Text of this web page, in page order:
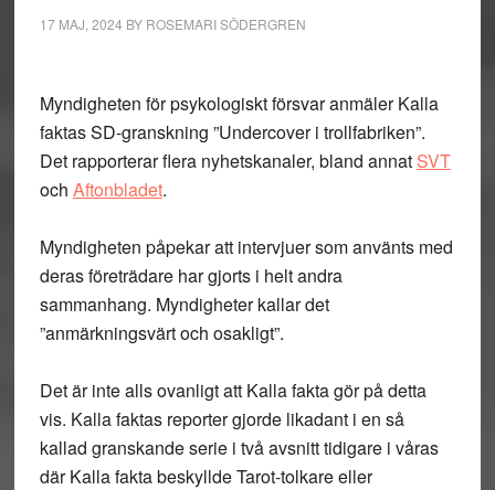
17 MAJ, 2024 BY ROSEMARI SÖDERGREN
Myndigheten för psykologiskt försvar anmäler Kalla
faktas SD-granskning ”Undercover i trollfabriken”.
Det rapporterar flera nyhetskanaler, bland annat SVT
och Aftonbladet.
Myndigheten påpekar att intervjuer som använts med
deras företrädare har gjorts i helt andra
sammanhang. Myndigheter kallar det
”anmärkningsvärt och osakligt”.
Det är inte alls ovanligt att Kalla fakta gör på detta
vis. Kalla faktas reporter gjorde likadant i en så
kallad granskande serie i två avsnitt tidigare i våras
där Kalla fakta beskyllde Tarot-tolkare eller